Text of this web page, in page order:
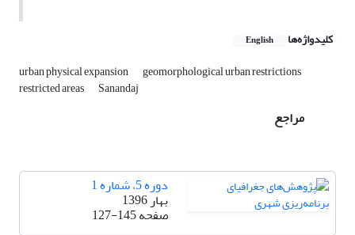
کلیدواژه‌ها English
urban physical expansion geomorphological urban restrictions
restricted areas Sanandaj
مراجع
دوره 5، شماره 1
بهار 1396
صفحه127-145